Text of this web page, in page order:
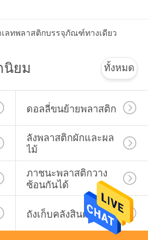
ลทพลาสติกบรรจุภัณฑ์ทางเดียว
นิยม ทั้งหมด
ดอลลี่ขนย้ายพลาสติก
ลังพลาสติกผักและผล
ไม้
ภาชนะพลาสติกวาง
ซ้อนกันได้
ถังเก็บคลังสินค้า